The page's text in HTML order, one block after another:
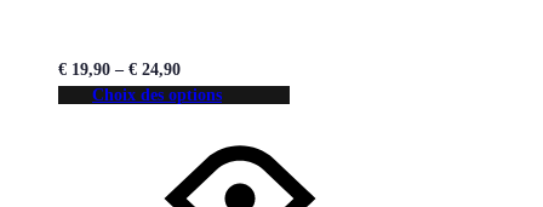
€ 19,90 – € 24,90
Choix des options